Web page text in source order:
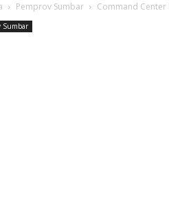
Pemprov Sumbar Command Center
Sumbar